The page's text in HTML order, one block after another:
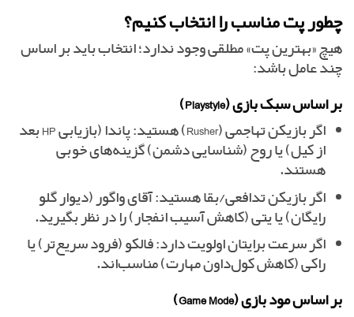
چطور پت مناسب را انتخاب کنیم؟
هیچ «بهترین پت» مطلقی وجود ندارد؛ انتخاب باید بر اساس
چند عامل باشد:
بر اساس سبک بازی (Playstyle)
اگر بازیکن تهاجمی (Rusher) هستید: پاندا (بازیابی HP بعد
از کیل) یا روح (شناسایی دشمن) گزینه‌های خوبی
هستند.
اگر بازیکن تدافعی/بقا هستید: آقای واگور (دیوار گلو
رایگان) یا یتی (کاهش آسیب انفجار) را در نظر بگیرید.
اگر سرعت برایتان اولویت دارد: فالکو (فرود سریع‌تر) یا
راکی (کاهش کول‌داون مهارت) مناسب‌اند.
بر اساس مود بازی (Game Mode)